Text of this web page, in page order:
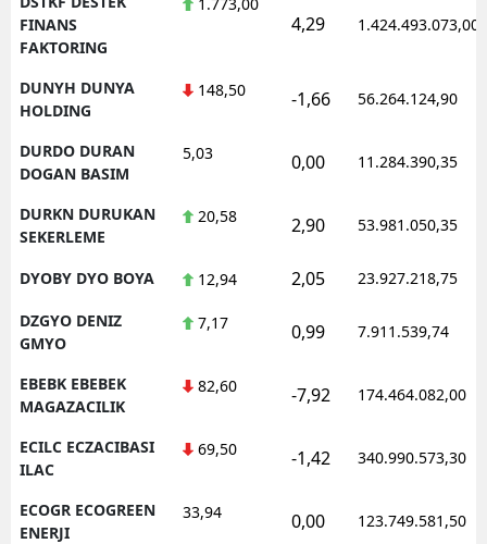
FINANS
FAKTORING
4,29 1.424.493.073,00
DUNYH DUNYA
HOLDING
148,50 -1,66 56.264.124,90
DURDO DURAN
DOGAN BASIM
5,03 0,00 11.284.390,35
DURKN DURUKAN
SEKERLEME
20,58 2,90 53.981.050,35
DYOBY DYO BOYA 12,94 2,05 23.927.218,75
DZGYO DENIZ
GMYO
7,17 0,99 7.911.539,74
EBEBK EBEBEK
MAGAZACILIK
82,60 -7,92 174.464.082,00
ECILC ECZACIBASI
ILAC
69,50 -1,42 340.990.573,30
ECOGR ECOGREEN
ENERJI
33,94 0,00 123.749.581,50